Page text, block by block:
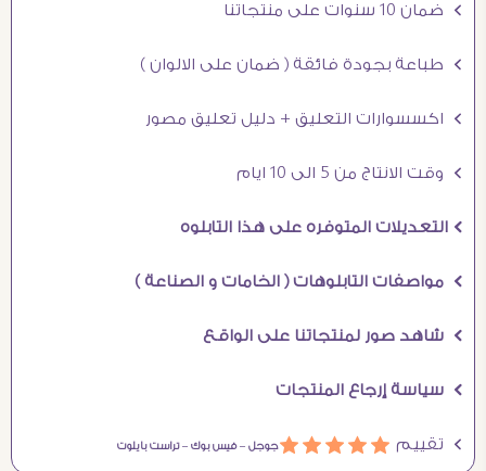
Ö ضمان 10 سنوات على منتجاتنا
Ö طباعة بجودة فائقة ( ضمان على الالوان )
Ö اكسسوارات التعليق + دليل تعليق مصور
Ö وقت الانتاج من 5 الى 10 ايام
Ö التعديلات المتوفره على هذا التابلوه
Ö مواصفات التابلوهات ( الخامات و الصناعة )
Ö شاهد صور لمنتجاتنا على الواقع
Ö سياسة إرجاع المنتجات
Ö تقييم áááááجوجل –فيس بوك –تراست بايلوت